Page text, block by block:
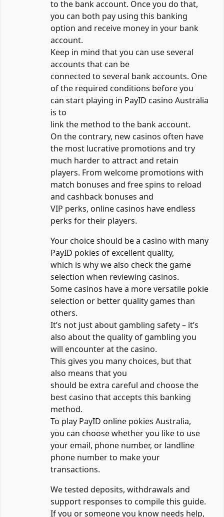
to the bank account. Once you do that,
you can both pay using this banking
option and receive money in your bank
account.
Keep in mind that you can use several
accounts that can be
connected to several bank accounts. One
of the required conditions before you
can start playing in PayID casino Australia
is to
link the method to the bank account.
On the contrary, new casinos often have
the most lucrative promotions and try
much harder to attract and retain
players. From welcome promotions with
match bonuses and free spins to reload
and cashback bonuses and
VIP perks, online casinos have endless
perks for their players.
Your choice should be a casino with many
PayID pokies of excellent quality,
which is why we also check the game
selection when reviewing casinos.
Some casinos have a more versatile pokie
selection or better quality games than
others.
It’s not just about gambling safety – it’s
also about the quality of gambling you
will encounter at the casino.
This gives you many choices, but that
also means that you
should be extra careful and choose the
best casino that accepts this banking
method.
To play PayID online pokies Australia,
you can choose whether you like to use
your email, phone number, or landline
phone number to make your
transactions.
We tested deposits, withdrawals and
support responses to compile this guide.
If you or someone you know needs help,